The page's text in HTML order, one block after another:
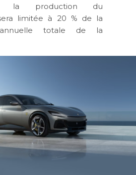
la production du
limitée à 20 % de la
totale de la